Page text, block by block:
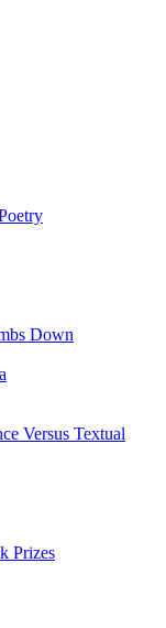
Down
Versus Textual
Prizes